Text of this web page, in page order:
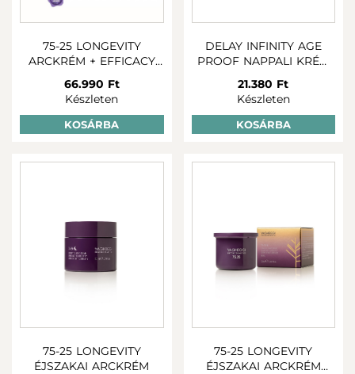
75-25 LONGEVITY
ARCKRÉM + EFFICACY
66.990 Ft
Készleten
KOSÁRBA
DELAY INFINITY AGE
PROOF NAPPALI KRÉM
21.380 Ft
Készleten
KOSÁRBA
75-25 LONGEVITY
ÉJSZAKAI ARCKRÉM
75-25 LONGEVITY
ÉJSZAKAI ARCKRÉM